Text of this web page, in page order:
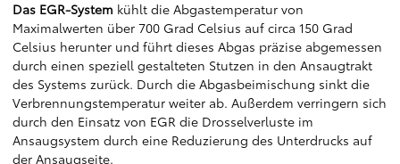
Das EGR-System kühlt die Abgastemperatur von
Maximalwerten über 700 Grad Celsius auf circa 150 Grad
Celsius herunter und führt dieses Abgas präzise abgemessen
durch einen speziell gestalteten Stutzen in den Ansaugtrakt
des Systems zurück. Durch die Abgasbeimischung sinkt die
Verbrennungstemperatur weiter ab. Außerdem verringern sich
durch den Einsatz von EGR die Drosselverluste im
Ansaugsystem durch eine Reduzierung des Unterdrucks auf
der Ansaugseite.